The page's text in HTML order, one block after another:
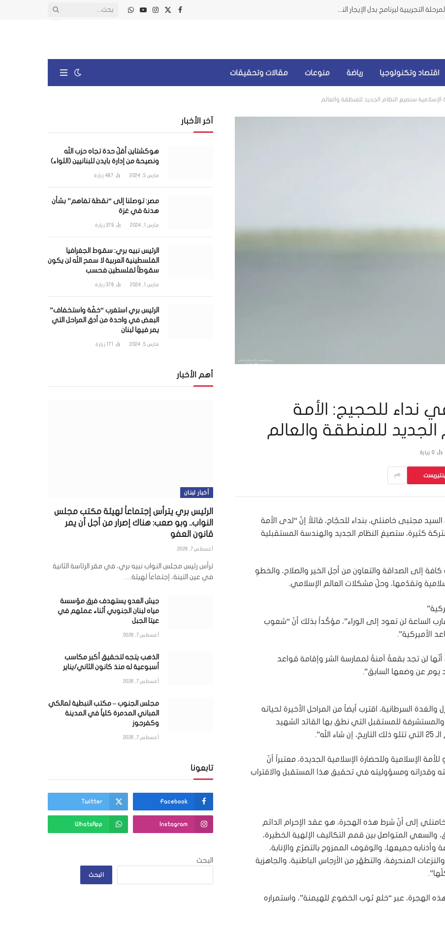
وزيرة الشؤون من الضاحية تعلن إطلاق المرحلة التجريبية لبرنامج بدل الإيجار النقدي للمتضررين من الحرب
فيسبوك
X
الانستغرام
يوتيوبواتساب
اقتصاد وتكنولوجيا رياضة منوعات مقالات وتحقيقات
ستصيغ النظام الجديد للمنطقة والعالم
نداء للحجيج: الأمة
الجديد للمنطقة والعالم
0 زيارة
مجتبى خامنئي، بنداء للحجّاج، قائلاً إنّ “لدى الأمة
كثيرة، ستصيغ النظام الجديد والهندسة المستقبلية
إلى الصداقة والتعاون من أجل الخير والصلاح، والخطوِ
وتقدّمها، وحلّ مشكلات العالم الإسلامي.
الساعة لن تعود إلى الوراء”، مؤكّداً بذلك أنّ “شعوب
الأميركية”.
أنّها لن تجد بقعةً آمنةً لممارسة الشر وإقامة قواعد
يوم عن وضعها السابق”.
السرطانية، اقترب أيضاً من المراحل الأخيرة لحياته
للمستقبل التي نطق بها القائد الشهيد
الإسلامية وللحضارة الإسلامية الجديدة، معتبراً أنّ
وقدراته ومسؤوليته في تحقيق هذا المستقبل والاقتراب
إلى أنّ شرط هذه الهجرة، هو عقد الإحرام الدائم
المتواصل بين قمم التكاليف الإلهية الخطيرة،
وأذنابه جميعها، والوقوف الممزوج بالتضرّع والإنابة،
المنحرفة، والتطهّر من الأرجاس الباطنية، والجاهزية
الهجرة، عبر “خلع ثوب الخضوع للهيمنة”، واستمراره
آخر الأخبار
هوكشتاين أقلّ حدة تجاه حزب الله
ونصيحة من إدارة بايدن للبنانيين (اللواء)
مارس 5, 2024 487 زيارة
مصر: توصلنا إلى “نقطة تفاهم” بشأن
هدنة في غزة
مارس 1, 2024 379 زيارة
الرئيس نبيه بري: سقوط الجغرافيا
الفلسطينية العربية لا سمح الله لن يكون
سقوطاً لفلسطين فحسب
مارس 1, 2024 378 زيارة
الرئيس بري استغرب “خفّة واستخفاف”
البعض في واحدة من أدق المراحل التي
يمر فيها لبنان
مارس 5, 2024 171 زيارة
أهم الأخبار
أخبار لبنان
الرئيس بري يترأس إجتماعاً لهيئة مكتب مجلس
النواب.. وبو صعب: هناك إصرار من أجل أن يمر
قانون العفو
أغسطس 7, 2026
ترأس رئيس مجلس النواب نبيه بري، في مقر الرئاسة الثانية
في عين التينة، إجتماعاً لهيئة…
جيش العدو يستهدف فرق مؤسسة
مياه لبنان الجنوبي أثناء عملهم في
عيتا الجبل
أغسطس 7, 2026
الذهب يتجه لتحقيق أكبر مكاسب
أسبوعية له منذ كانون الثاني/يناير
أغسطس 7, 2026
مجلس الجنوب – مكتب النبطية لمالكي
المباني المدمرة كلياً في المدينة
وكفرجوز
أغسطس 7, 2026
تابعونا
Facebook
Twitter
Instagram
WhatsApp
البحث
البحث